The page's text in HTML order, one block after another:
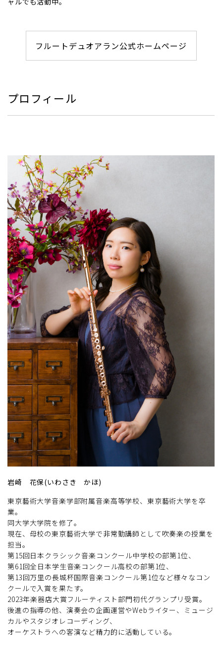
フルートデュオアラン公式ホームページ
プロフィール
岩崎 花保(いわさき かほ)
東京藝術大学音楽学部附属音楽高等学校、東京藝術大学を卒
業。
同大学大学院を修了。
現在、母校の東京藝術大学で非常勤講師として吹奏楽の授業を
担当。
第15回日本クラシック音楽コンクール中学校の部第1位、
第61回全日本学生音楽コンクール高校の部第1位、
第13回万里の長城杯国際音楽コンクール第1位など様々なコン
クールで入賞を果たす。
2023年楽器店大賞フルーティスト部門初代グランプリ受賞。
後進の指導の他、演奏会の企画運営やWebライター、ミュージ
カルやスタジオレコーディング、
オーケストラへの客演など精力的に活動している。